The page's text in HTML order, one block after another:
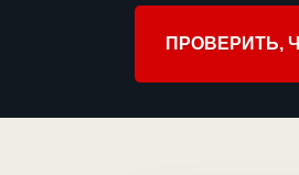
ПРОВЕРИТЬ,